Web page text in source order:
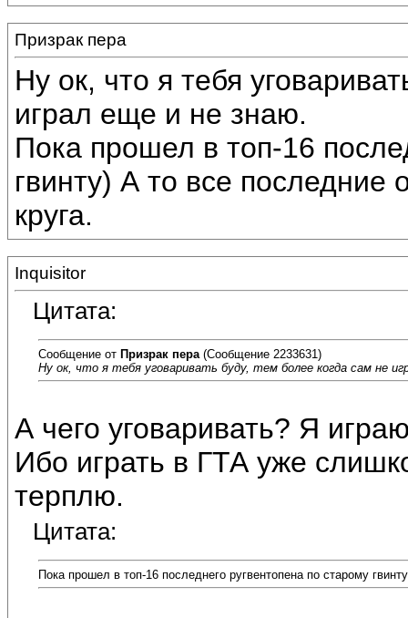
Призрак пера
Ну ок, что я тебя
играл еще и не знаю.
Пока прошел в топ-16
гвинту) А то все последние
круга.
Inquisitor
Цитата:
Сообщение от Призрак пера (Сообщение 2233631)
Ну ок, что я тебя уговаривать буду, тем более когда сам не
А чего уговаривать? Я
Ибо играть в ГТА уже
терплю.
Цитата:
Пока прошел в топ-16 последнего ругвентопена по старому